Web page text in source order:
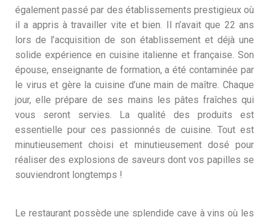
également passé par des établissements prestigieux où
il a appris à travailler vite et bien. Il n’avait que 22 ans
lors de l’acquisition de son établissement et déjà une
solide expérience en cuisine italienne et française. Son
épouse, enseignante de formation, a été contaminée par
le virus et gère la cuisine d’une main de maître. Chaque
jour, elle prépare de ses mains les pâtes fraîches qui
vous seront servies. La qualité des produits est
essentielle pour ces passionnés de cuisine. Tout est
minutieusement choisi et minutieusement dosé pour
réaliser des explosions de saveurs dont vos papilles se
souviendront longtemps !
Le restaurant possède une splendide cave à vins où les